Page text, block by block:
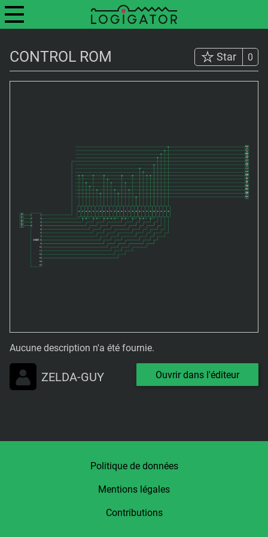
CONTROL ROM Star 0
Aucune description n'a été fournie.
ZELDA-GUY Ouvrir dans l'éditeur
Politique de données
Mentions légales
Contributions